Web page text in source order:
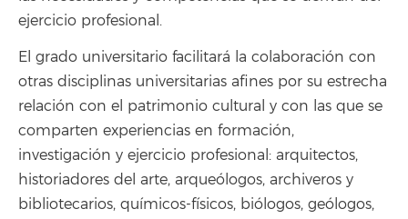
ejercicio profesional.
El grado universitario facilitará la colaboración con
otras disciplinas universitarias afines por su estrecha
relación con el patrimonio cultural y con las que se
comparten experiencias en formación,
investigación y ejercicio profesional: arquitectos,
historiadores del arte, arqueólogos, archiveros y
bibliotecarios, químicos-físicos, biólogos, geólogos,